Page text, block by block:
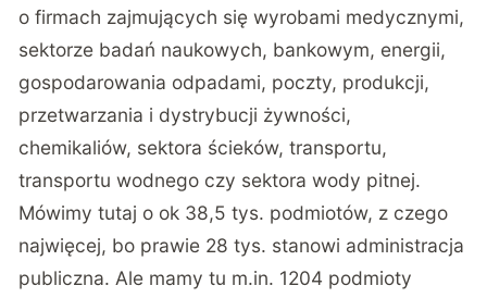
o firmach zajmujących się wyrobami medycznymi,
sektorze badań naukowych, bankowym, energii,
gospodarowania odpadami, poczty, produkcji,
przetwarzania i dystrybucji żywności,
chemikaliów, sektora ścieków, transportu,
transportu wodnego czy sektora wody pitnej.
Mówimy tutaj o ok 38,5 tys. podmiotów, z czego
najwięcej, bo prawie 28 tys. stanowi administracja
publiczna. Ale mamy tu m.in. 1204 podmioty